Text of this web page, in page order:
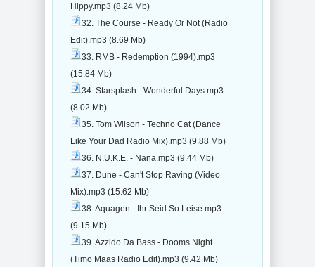
Hippy.mp3 (8.24 Mb)
32. The Course - Ready Or Not (Radio
Edit).mp3 (8.69 Mb)
33. RMB - Redemption (1994).mp3
(15.84 Mb)
34. Starsplash - Wonderful Days.mp3
(8.02 Mb)
35. Tom Wilson - Techno Cat (Dance
Like Your Dad Radio Mix).mp3 (9.88 Mb)
36. N.U.K.E. - Nana.mp3 (9.44 Mb)
37. Dune - Can't Stop Raving (Video
Mix).mp3 (15.62 Mb)
38. Aquagen - Ihr Seid So Leise.mp3
(9.15 Mb)
39. Azzido Da Bass - Dooms Night
(Timo Maas Radio Edit).mp3 (9.42 Mb)